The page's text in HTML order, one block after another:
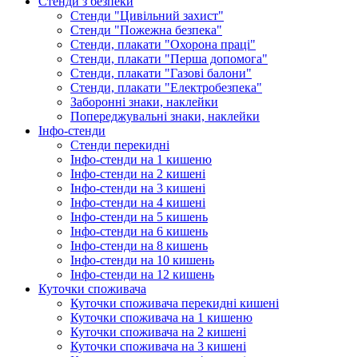
Стенди "Цивільний захист"
Стенди "Пожежна безпека"
Стенди, плакати "Охорона праці"
Стенди, плакати "Перша допомога"
Стенди, плакати "Газові балони"
Стенди, плакати "Електробезпека"
Заборонні знаки, наклейки
Попереджувальні знаки, наклейки
Інфо-стенди
Стенди перекидні
Інфо-стенди на 1 кишеню
Інфо-стенди на 2 кишені
Інфо-стенди на 3 кишені
Інфо-стенди на 4 кишені
Інфо-стенди на 5 кишень
Інфо-стенди на 6 кишень
Інфо-стенди на 8 кишень
Інфо-стенди на 10 кишень
Інфо-стенди на 12 кишень
Куточки споживача
Куточки споживача перекидні кишені
Куточки споживача на 1 кишеню
Куточки споживача на 2 кишені
Куточки споживача на 3 кишені